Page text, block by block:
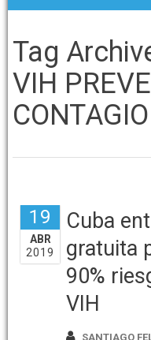
Tag
VIH
CONTAGIO
19
ABR
2019
Cuba
gratuita
90%
VIH
SANTIAGO